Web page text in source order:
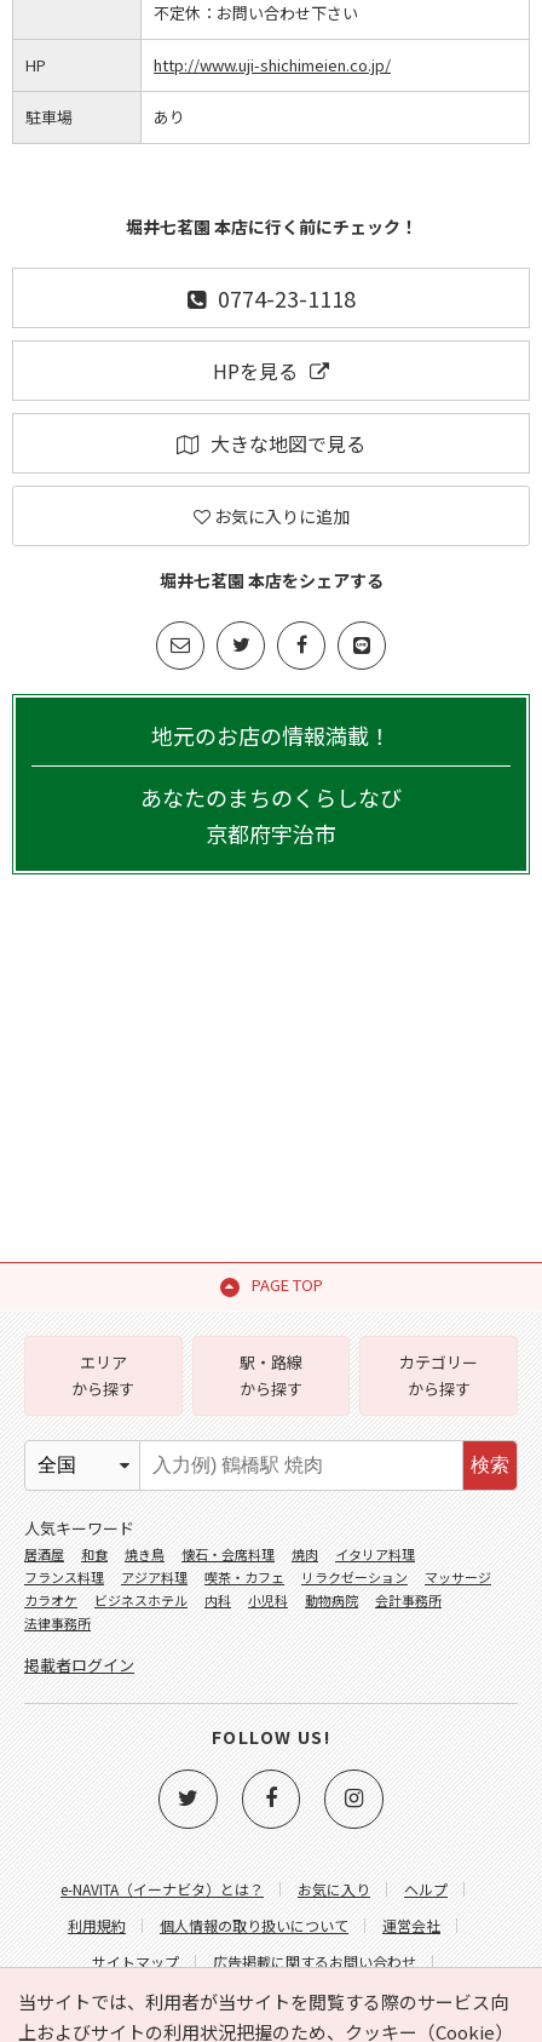
不定休： お問い合わせ下さい
HP http://www.uji-shichimeien.co.jp/
駐車場 あり
堀井七茗園 本店に行く前にチェック！
0774-23-1118
HPを見る
大きな地図で見る
お気に入りに追加
堀井七茗園 本店をシェアする
地元のお店の情報満載！
あなたのまちのくらしなび
京都府宇治市
PAGE TOP
当サイトでは、利用者が当サイトを閲覧する際のサービス向
上およびサイトの利用状況把握のため、クッキー（Cookie）
e-NAVITA（イーナビタ）とは？ お気に入り
ヘルプ
利用規約
個人情報の取り扱いについて
運営会社
サイトマップ
広告掲載に関するお問い合わせ
サイトの内容に関するお問い合わせ
エリア
から探す
駅・路線
から探す
カテゴリー
から探す
検索
人気キーワード
居酒屋 和食 焼き鳥 懐石・会席料理 焼肉
イタリア料理
フランス料理
アジア料理 喫茶・カフェ リラクゼーション
マッサージ
カラオケ
ビジネスホテル 内科 小児科 動物病院
会計事務所
法律事務所
掲載者ログイン
FOLLOW US!